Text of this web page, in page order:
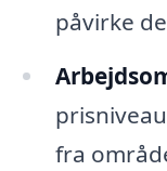
påvirke
fra